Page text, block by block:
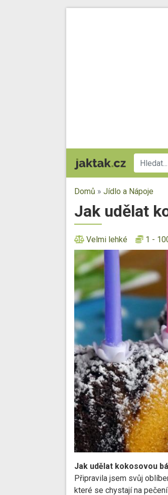
Domů » Jídlo a Nápoje
Jak udělat
Velmi lehké 1 -
Jak udělat kokosovou
Připravila jsem svůj
které se chystají na